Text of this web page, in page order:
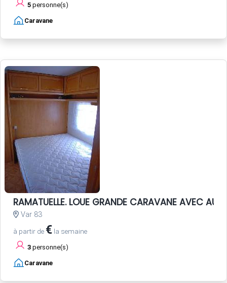
5 personne(s)
Caravane
RAMATUELLE. LOUE GRANDE CARAVANE AVEC
Var 83
à partir de € la semaine
3 personne(s)
Caravane